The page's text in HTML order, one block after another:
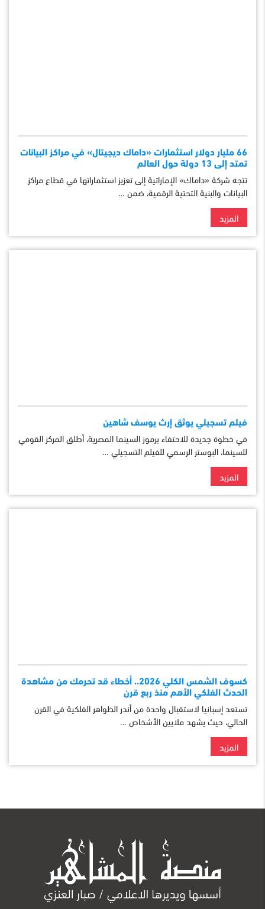
66 مليار دولار استثمارات «داماك ديجيتال» في مراكز البيانات
تمتد إلى 13 دولة حول العالم
تتجه شركة «داماك» الإماراتية إلى تعزيز استثماراتها في قطاع مراكز
البيانات والبنية التحتية الرقمية، ضمن …
المزيد
فيلم تسجيلي يوثق إرث يوسف شاهين
في خطوة جديدة للاحتفاء برموز السينما المصرية، أطلق المركز القومي
للسينما، البوستر الرسمي للفيلم التسجيلي …
المزيد
كسوف الشمس الكلي 2026.. أخطاء قد تحرمك من مشاهدة
الحدث الفلكي الأهم منذ ربع قرن
تستعد إسبانيا لاستقبال واحدة من أندر الظواهر الفلكية في القرن
الحالي، حيث يشهد ملايين الأشخاص …
المزيد